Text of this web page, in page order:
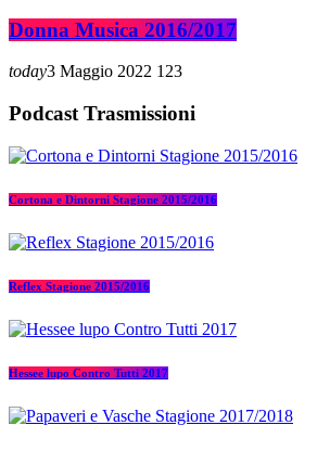
Donna Musica 2016/2017
today3 Maggio 2022 123
Podcast Trasmissioni
Cortona e Dintorni Stagione 2015/2016
Reflex Stagione 2015/2016
Hessee lupo Contro Tutti 2017